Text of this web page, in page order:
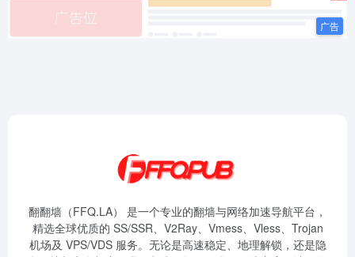
翻翻墙（FFQ.LA） 是一个专业的翻墙与网络加速导航平台，
精选全球优质的 SS/SSR、V2Ray、Vmess、Vless、Trojan
机场及 VPS/VDS 服务。无论是高速稳定、地理解锁，还是隐